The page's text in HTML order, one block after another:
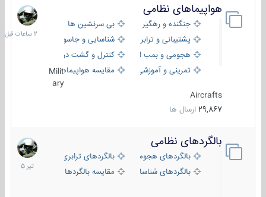
هواپیماهای نظامی
جنگنده و رهگیر
بی سرنشین ها
پشتیبانی و ترابری
شناسایی و جاسوسی
هجومی و بمب افکن
کنترل و گشت دریایی
تمرینی و آموزشی
مقایسه هواپیماهاMilit
ary
Aircrafts
29,867 ارسال ها
2
ساعات
قبل
بالگردهای نظامی
بالگردهای هجومی
بالگردهای ترابری
بالگردهای شناسایی
مقایسه بالگردها
22
تیر
1405